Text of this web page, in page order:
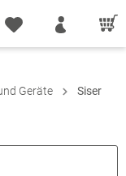
Geräte Siser